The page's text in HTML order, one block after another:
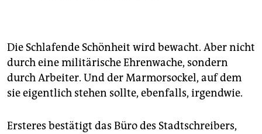
Die Schlafende Schönheit wird bewacht. Aber nicht
durch eine militärische Ehrenwache, sondern
durch Arbeiter. Und der Marmorsockel, auf dem
sie eigentlich stehen sollte, ebenfalls, irgendwie.
Ersteres bestätigt das Büro des Stadtschreibers,